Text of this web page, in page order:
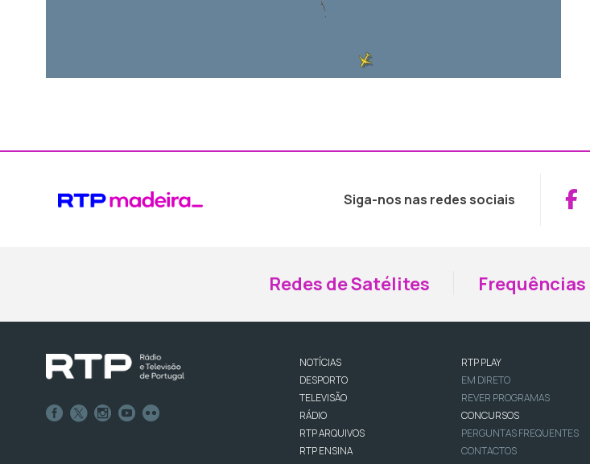
Siga-nos nas redes sociais
Redes de Satélites Frequências
NOTÍCIAS
DESPORTO
TELEVISÃO
RÁDIO
RTP ARQUIVOS
RTP ENSINA
RTP PLAY
EM DIRETO
REVER PROGRAMAS
CONCURSOS
PERGUNTAS FREQUENTES
CONTACTOS